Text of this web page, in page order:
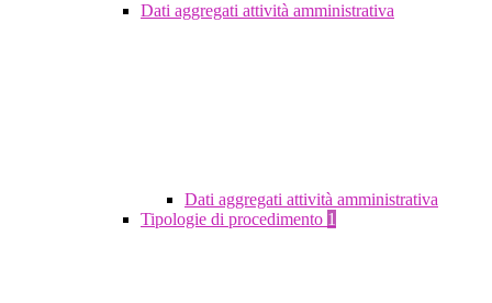
Dati aggregati attività amministrativa
Dati aggregati attività amministrativa
Tipologie di procedimento 1